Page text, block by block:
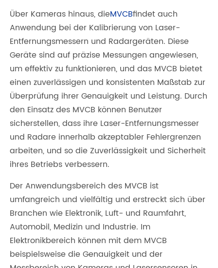
Über Kameras hinaus, dieMVCBfindet auch
Anwendung bei der Kalibrierung von Laser-
Entfernungsmessern und Radargeräten. Diese
Geräte sind auf präzise Messungen angewiesen,
um effektiv zu funktionieren, und das MVCB bietet
einen zuverlässigen und konsistenten Maßstab zur
Überprüfung ihrer Genauigkeit und Leistung. Durch
den Einsatz des MVCB können Benutzer
sicherstellen, dass ihre Laser-Entfernungsmesser
und Radare innerhalb akzeptabler Fehlergrenzen
arbeiten, und so die Zuverlässigkeit und Sicherheit
ihres Betriebs verbessern.
Der Anwendungsbereich des MVCB ist
umfangreich und vielfältig und erstreckt sich über
Branchen wie Elektronik, Luft- und Raumfahrt,
Automobil, Medizin und Industrie. Im
Elektronikbereich können mit dem MVCB
beispielsweise die Genauigkeit und der